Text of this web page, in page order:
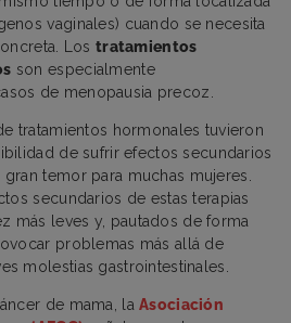
vaginales) cuando se necesita
Los tratamientos
son especialmente
de menopausia precoz.
tratamientos hormonales tuvieron
de sufrir efectos secundarios
temor para muchas mujeres.
secundarios de estas terapias
más leves y, pautados de forma
problemas más allá de
molestias gastrointestinales.
de mama, laAsociación